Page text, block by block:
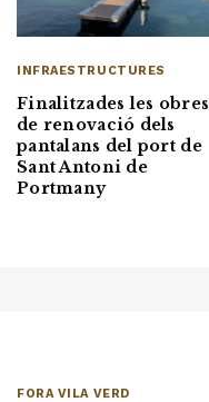
INFRAESTRUCTURES
Finalitzades les obres
de renovació dels
pantalans del port de
Sant Antoni de
Portmany
FORA VILA VERD